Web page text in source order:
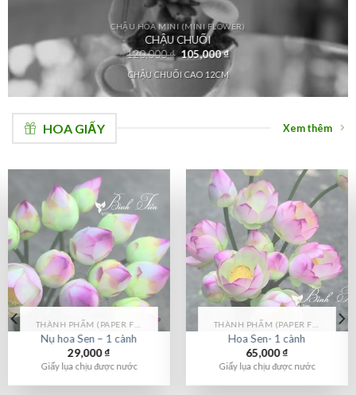
CHẬU HOA MINI (MINI FLOWER)
CHẬU CHUỐI
120,000₫ 105,000₫
CHẬU CHUỐI CAO 12CM
HOA GIẤY Xem thêm
Nụ hoa Sen – 1 cành
29,000₫
Giấy lụa chịu được nước
Hoa Sen- 1 cành
65,000₫
Giấy lụa chịu được nước